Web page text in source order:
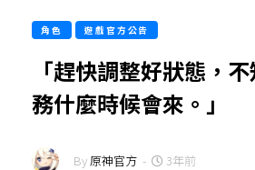
角色 遊戲官方公告
「趕快調整好狀態，
務什麼時候會來。」
By 原神官方 - 3年前